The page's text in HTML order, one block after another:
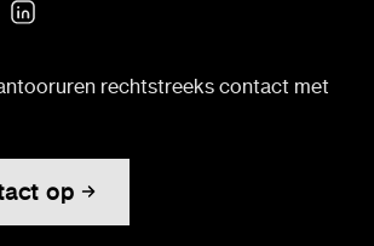
rechtstreeks contact met
op